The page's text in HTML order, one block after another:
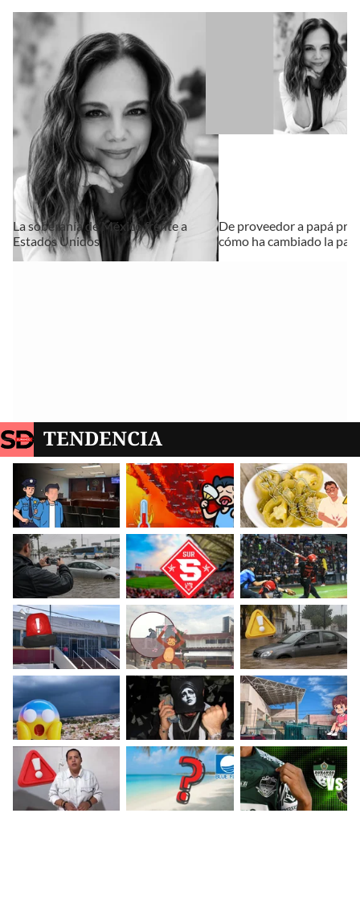
La soberanía de México frente a
Estados Unidos
De proveedor a papá
cómo ha cambiado la
TENDENCIA